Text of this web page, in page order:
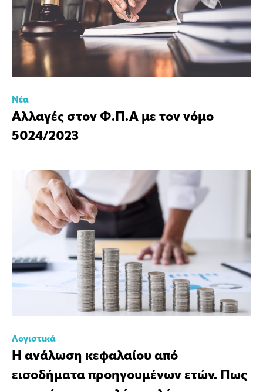
Νέα
Αλλαγές στον Φ.Π.Α με τον νόμο
5024/2023
Λογιστικά
Η ανάλωση κεφαλαίου από
εισοδήματα προηγουμένων ετών. Πως